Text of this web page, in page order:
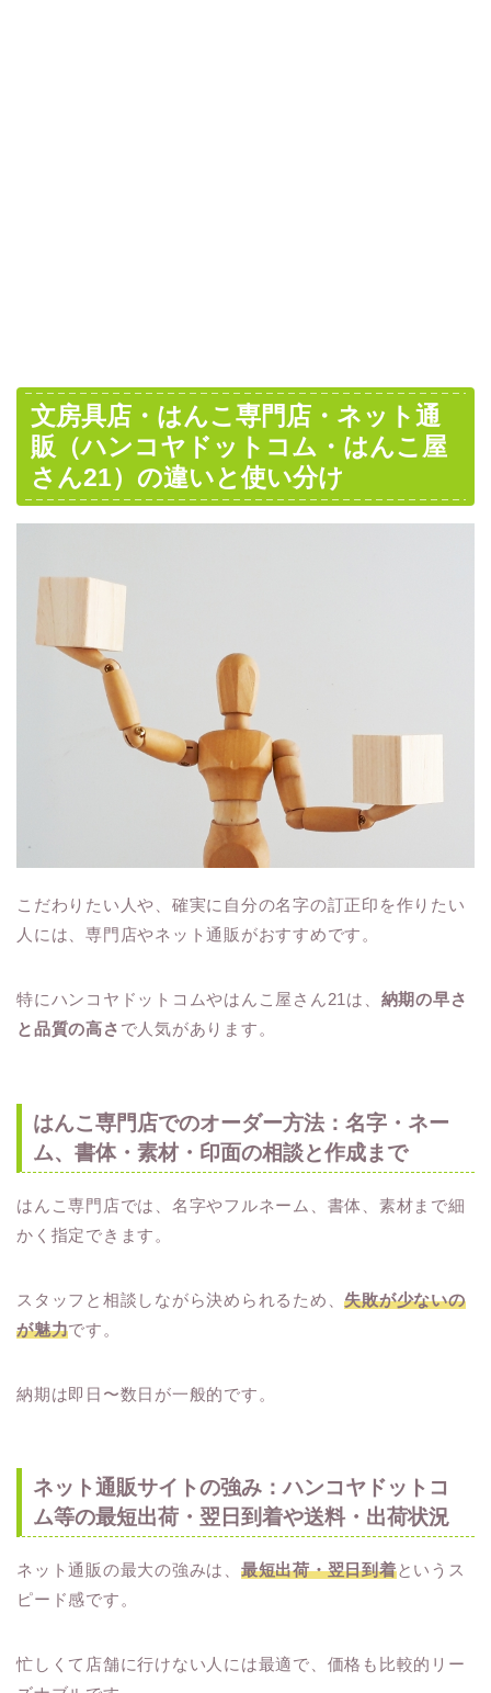
文房具店・はんこ専門店・ネット通
販（ハンコヤドットコム・はんこ屋
さん21）の違いと使い分け
こだわりたい人や、確実に自分の名字の訂正印を作りたい
人には、専門店やネット通販がおすすめです。
特にハンコヤドットコムやはんこ屋さん21は、 納期の早さ
と品質の高さ で人気があります。
はんこ専門店でのオーダー方法：名字・ネー
ム、書体・素材・印面の相談と作成まで
はんこ専門店では、名字やフルネーム、書体、素材まで細
かく指定できます。
スタッフと相談しながら決められるため、失敗が少ないの
が魅力です。
納期は即日〜数日が一般的です。
ネット通販サイトの強み：ハンコヤドットコ
ム等の最短出荷・翌日到着や送料・出荷状況
ネット通販の最大の強みは、 最短出荷・翌日到着というス
ピード感です。
忙しくて店舗に行けない人には最適で、価格も比較的リー